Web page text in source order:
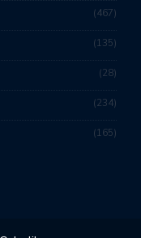
467
135
28
234
165